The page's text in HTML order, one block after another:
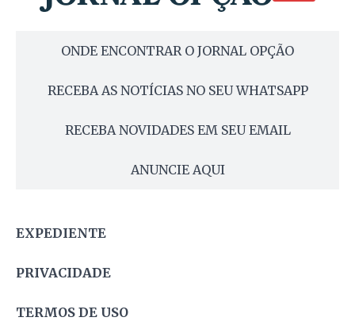
ONDE ENCONTRAR O JORNAL OPÇÃO
RECEBA AS NOTÍCIAS NO SEU WHATSAPP
RECEBA NOVIDADES EM SEU EMAIL
ANUNCIE AQUI
EXPEDIENTE
PRIVACIDADE
TERMOS DE USO